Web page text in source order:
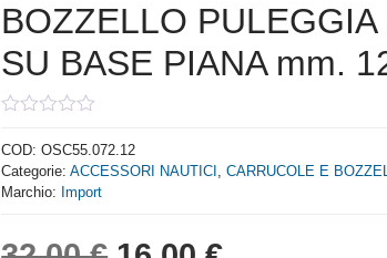
BOZZELLO PULEGGIA
SU BASE PIANA mm.
out
of
5
COD:OSC55.072.12
Categorie:ACCESSORI NAUTICI ,CARRUCOLE E
Marchio: Import